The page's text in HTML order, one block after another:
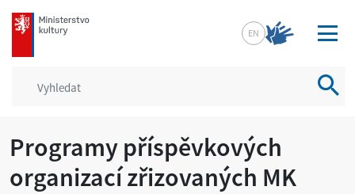
mkcr.cz
EN
Programy příspěvkových
organizací zřizovaných MK